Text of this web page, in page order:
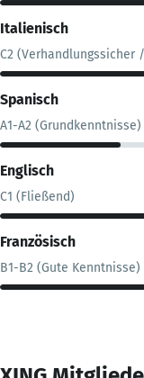
Italienisch
C2 (Verhandlungssicher
Spanisch
A1-A2 (Grundkenntnisse)
Englisch
C1 (Fließend)
Französisch
B1-B2 (Gute Kenntnisse)